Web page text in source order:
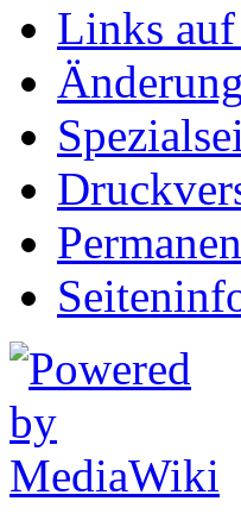
Links auf